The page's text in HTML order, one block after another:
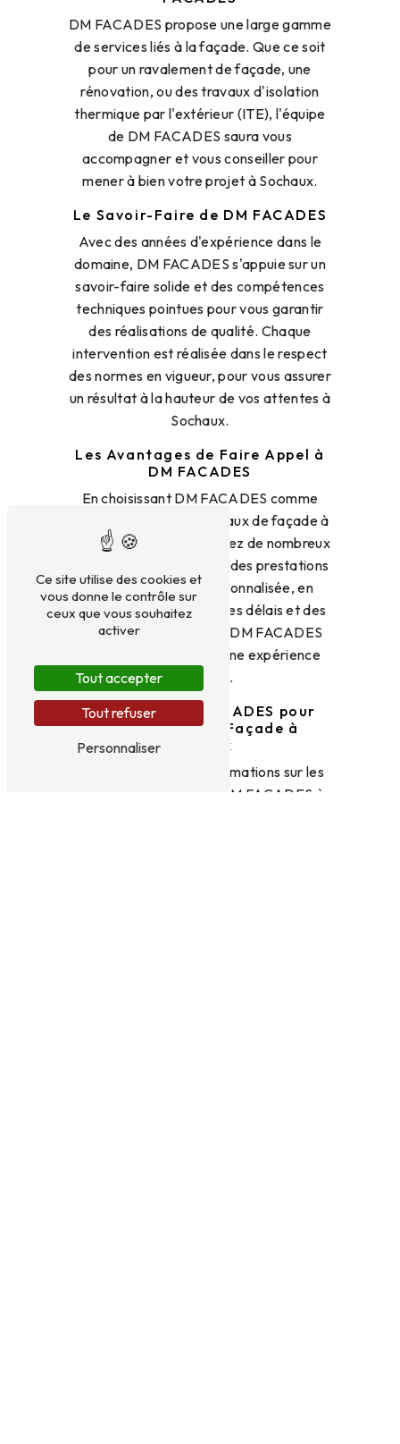
DM FACADES propose une large gamme
de services liés à la façade. Que ce soit
pour un ravalement de façade, une
rénovation, ou des travaux d'isolation
thermique par l'extérieur (ITE), l'équipe
de DM FACADES saura vous
accompagner et vous conseiller pour
mener à bien votre projet à Sochaux.
Le Savoir-Faire de DM FACADES
Avec des années d'expérience dans le
domaine, DM FACADES s'appuie sur un
savoir-faire solide et des compétences
techniques pointues pour vous garantir
des réalisations de qualité. Chaque
intervention est réalisée dans le respect
des normes en vigueur, pour vous assurer
un résultat à la hauteur de vos attentes à
Sochaux.
Les Avantages de Faire Appel à
DM FACADES
En choisissant DM FACADES comme
partenaire pour vos travaux de façade à
Sochaux, vous bénéficierez de nombreux
avantages. De la qualité des prestations
à la relation client personnalisée, en
passant par le respect des délais et des
contraintes techniques, DM FACADES
s'engage à vous offrir une expérience
sans faille.
Contactez DM FACADES pour
Votre Projet de Façade à
Sochaux
Pour obtenir plus d'informations sur les
services proposés par DM FACADES à
Ce site utilise des cookies et
vous donne le contrôle sur
ceux que vous souhaitez
activer
Tout accepter
Tout refuser
Personnaliser